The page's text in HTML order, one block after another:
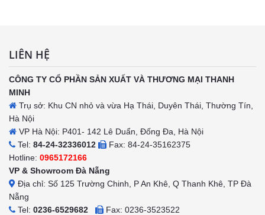
LIÊN HỆ
CÔNG TY CỔ PHẦN SẢN XUẤT VÀ THƯƠNG MẠI THANH
MINH
Trụ sở: Khu CN nhỏ và vừa Hạ Thái, Duyên Thái, Thường Tín,
Hà Nội
VP Hà Nội: P401- 142 Lê Duẩn, Đống Đa, Hà Nội
Tel: 84-24-32336012
Fax: 84-24-35162375
Hotline: 0965172166
VP & Showroom Đà Nẵng
Địa chỉ: Số 125 Trường Chinh, P An Khê, Q Thanh Khê, TP Đà
Nẵng
Tel: 0236-6529682
Fax: 0236-3523522